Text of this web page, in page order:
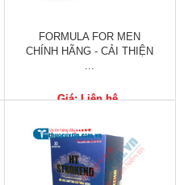
FORMULA FOR MEN
CHÍNH HÃNG - CẢI THIỆN
Giá: Liên hệ